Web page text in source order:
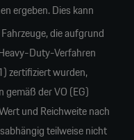
ergeben. Dies kann
die aufgrund
Duty-Verfahren
wurden,
gemäß der VO (EG)
und Reichweite nach
teilweise nicht